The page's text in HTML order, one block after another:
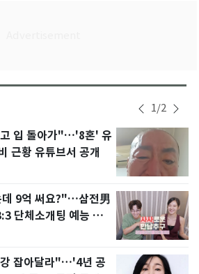
1/2
입 돌아가"…'8혼' 유
근황 유튜브서 공개
9억 써요?"…삼전男
단체소개팅 예능 화
잡아달라"…'4년 공